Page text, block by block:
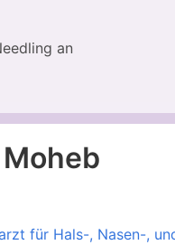
an
für Hals-, Nasen-,